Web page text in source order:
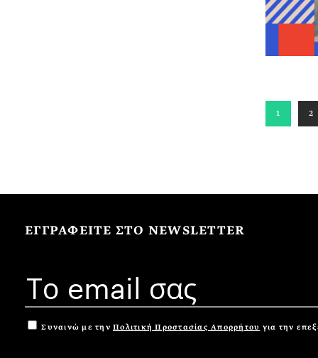
1 2
ΕΓΓΡΑΦΕΙΤΕ ΣΤΟ NEWSLETTER
Συναινώ με την Πολιτική Προστασίας Απορρήτου για την